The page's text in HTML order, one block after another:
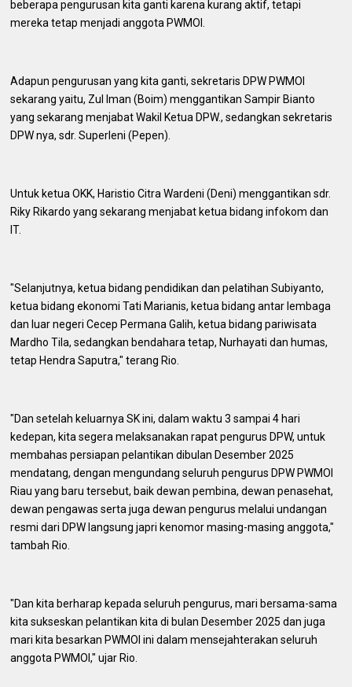
beberapa pengurusan kita ganti karena kurang aktif, tetapi
mereka tetap menjadi anggota PWMOI.
Adapun pengurusan yang kita ganti, sekretaris DPW PWMOI
sekarang yaitu, Zul Iman (Boim) menggantikan Sampir Bianto
yang sekarang menjabat Wakil Ketua DPW., sedangkan sekretaris
DPW nya, sdr. Superleni (Pepen).
Untuk ketua OKK, Haristio Citra Wardeni (Deni) menggantikan sdr.
Riky Rikardo yang sekarang menjabat ketua bidang infokom dan
IT.
"Selanjutnya, ketua bidang pendidikan dan pelatihan Subiyanto,
ketua bidang ekonomi Tati Marianis, ketua bidang antar lembaga
dan luar negeri Cecep Permana Galih, ketua bidang pariwisata
Mardho Tila, sedangkan bendahara tetap, Nurhayati dan humas,
tetap Hendra Saputra," terang Rio.
"Dan setelah keluarnya SK ini, dalam waktu 3 sampai 4 hari
kedepan, kita segera melaksanakan rapat pengurus DPW, untuk
membahas persiapan pelantikan dibulan Desember 2025
mendatang, dengan mengundang seluruh pengurus DPW PWMOI
Riau yang baru tersebut, baik dewan pembina, dewan penasehat,
dewan pengawas serta juga dewan pengurus melalui undangan
resmi dari DPW langsung japri kenomor masing-masing anggota,"
tambah Rio.
"Dan kita berharap kepada seluruh pengurus, mari bersama-sama
kita sukseskan pelantikan kita di bulan Desember 2025 dan juga
mari kita besarkan PWMOI ini dalam mensejahterakan seluruh
anggota PWMOI," ujar Rio.